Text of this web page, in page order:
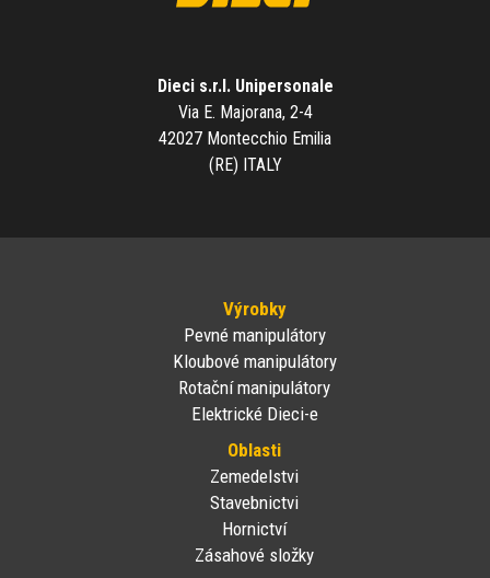
Dieci s.r.l. Unipersonale
Via E. Majorana, 2-4
42027 Montecchio Emilia
(RE) ITALY
Výrobky
Pevné manipulátory
Kloubové manipulátory
Rotační manipulátory
Elektrické Dieci-e
Oblasti
Zemedelstvi
Stavebnictvi
Hornictví
Zásahové složky